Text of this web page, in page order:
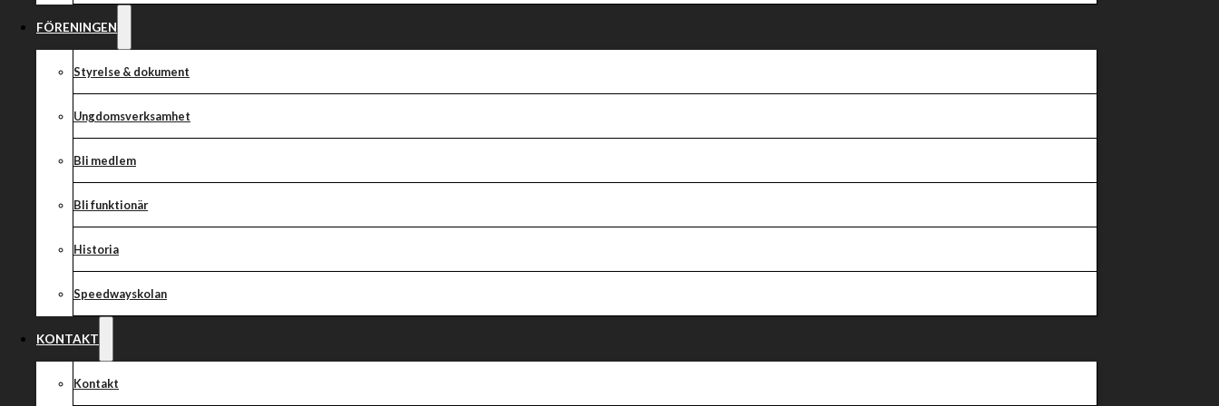
FÖRENINGEN
Styrelse & dokument
Ungdomsverksamhet
Bli medlem
Bli funktionär
Historia
Speedwayskolan
KONTAKT
Kontakt